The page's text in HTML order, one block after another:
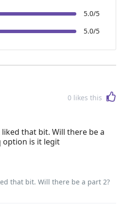
5.0/5
5.0/5
0 likes this
that bit. Will there be a
option is it legit
that bit. Will there be a part 2?